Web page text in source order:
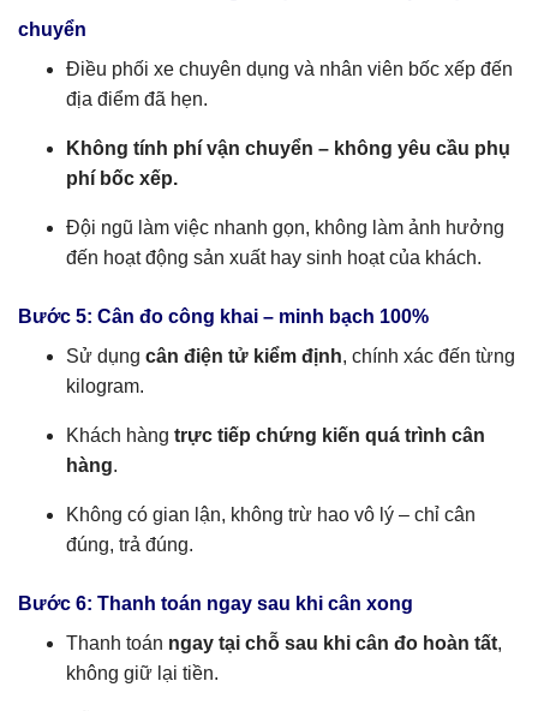
chuyển
Điều phối xe chuyên dụng và nhân viên bốc xếp đến
địa điểm đã hẹn.
Không tính phí vận chuyển – không yêu cầu phụ
phí bốc xếp.
Đội ngũ làm việc nhanh gọn, không làm ảnh hưởng
đến hoạt động sản xuất hay sinh hoạt của khách.
Bước 5: Cân đo công khai – minh bạch 100%
Sử dụng cân điện tử kiểm định, chính xác đến từng
kilogram.
Khách hàng trực tiếp chứng kiến quá trình cân
hàng.
Không có gian lận, không trừ hao vô lý – chỉ cân
đúng, trả đúng.
Bước 6: Thanh toán ngay sau khi cân xong
Thanh toán ngay tại chỗ sau khi cân đo hoàn tất,
không giữ lại tiền.